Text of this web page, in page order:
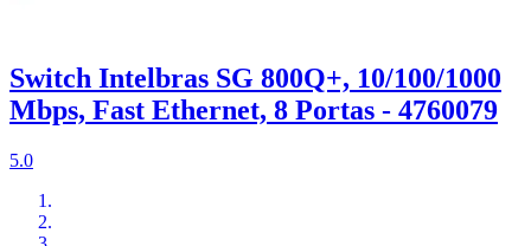
Switch Intelbras SG 800Q+, 10/100/1000
Mbps, Fast Ethernet, 8 Portas - 4760079
5.0